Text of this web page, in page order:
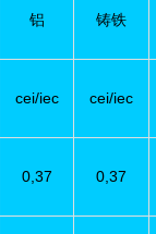
铝 铸铁
cei/iec cei/iec
0,37 0,37